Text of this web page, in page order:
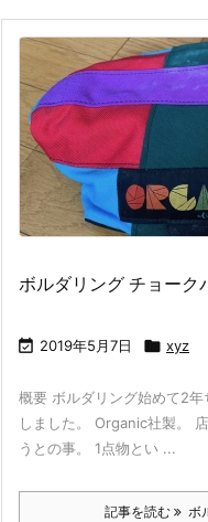
ボルダリング チョーク
 2019年5月7日  xyz
概要 ボルダリング始めて2
しました。 Organic社製。
うとの事。 1点物とい ...
記事を読む ボ